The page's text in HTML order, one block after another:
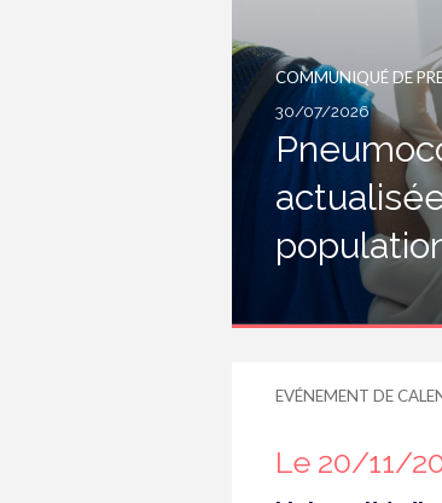
COMMUNIQUÉ DE
30/07/2026
EVÉNEMENT DE
Le 20/11/